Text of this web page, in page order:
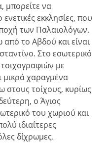
μπορείτε να
ενετικές εκκλησίες, που
των Παλαιολόγων.
το Αβδού και είναι
Στο εσωτερικό
με
χαραγμένα
στους τοίχους, κυρίως
ο Άγιος
του χωριού και
ιδιαίτερες
δίχρωμες.